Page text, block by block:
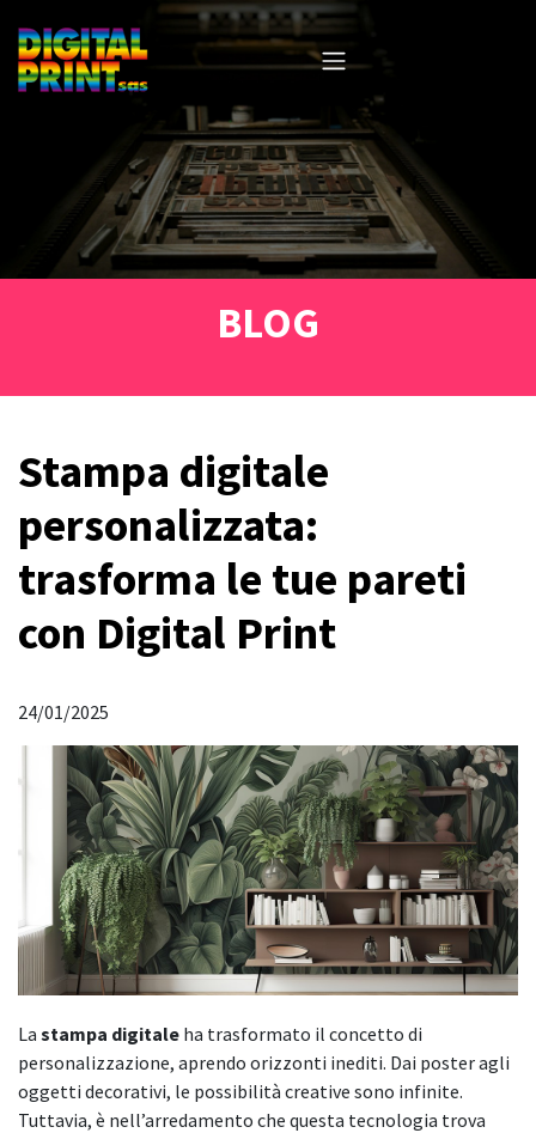
BLOG
Stampa digitale
personalizzata:
trasforma le tue pareti
con Digital Print
24/01/2025
La stampa digitale ha trasformato il concetto di
personalizzazione, aprendo orizzonti inediti. Dai poster agli
oggetti decorativi, le possibilità creative sono infinite.
Tuttavia, è nell’arredamento che questa tecnologia trova